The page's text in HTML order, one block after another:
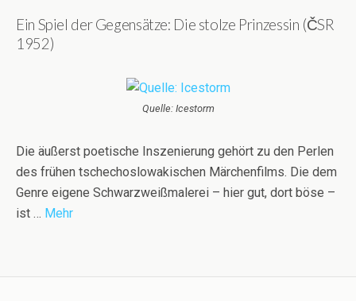
Ein Spiel der Gegensätze: Die stolze Prinzessin (ČSR
1952)
Quelle: Icestorm
Die äußerst poetische Inszenierung gehört zu den Perlen
des frühen tschechoslowakischen Märchenfilms. Die dem
Genre eigene Schwarzweißmalerei – hier gut, dort böse –
ist … Mehr